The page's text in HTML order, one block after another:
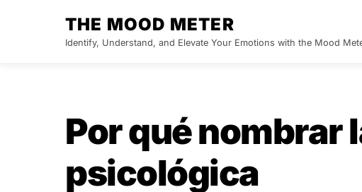
THE MOOD METER
Identify, Understand, and Elevate Your Emotions with the Mood
Por qué nombrar
psicológica